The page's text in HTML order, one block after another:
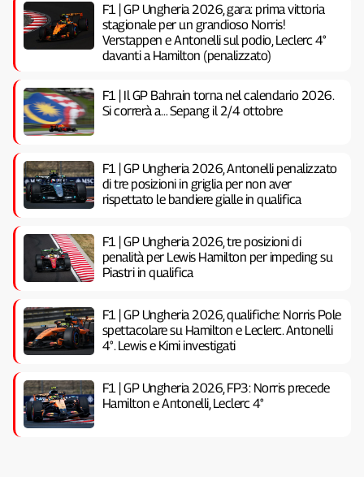
F1 | GP Ungheria 2026, gara: prima vittoria
stagionale per un grandioso Norris!
Verstappen e Antonelli sul podio, Leclerc 4°
davanti a Hamilton (penalizzato)
F1 | Il GP Bahrain torna nel calendario 2026.
Si correrà a… Sepang il 2/4 ottobre
F1 | GP Ungheria 2026, Antonelli penalizzato
di tre posizioni in griglia per non aver
rispettato le bandiere gialle in qualifica
F1 | GP Ungheria 2026, tre posizioni di
penalità per Lewis Hamilton per impeding su
Piastri in qualifica
F1 | GP Ungheria 2026, qualifiche: Norris Pole
spettacolare su Hamilton e Leclerc. Antonelli
4°. Lewis e Kimi investigati
F1 | GP Ungheria 2026, FP3: Norris precede
Hamilton e Antonelli, Leclerc 4°